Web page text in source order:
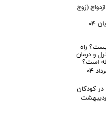
(زوج
راه
و درمان
است؟
کودکان
اردیبهشت